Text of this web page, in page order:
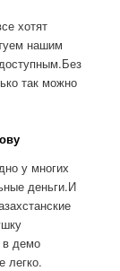
хотят
нашим
так можно
у многих
деньги.И
в демо
легко.